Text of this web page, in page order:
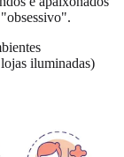
iluminadas)